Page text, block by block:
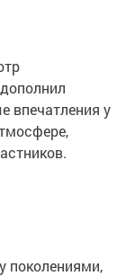
впечатления у
поколениями,